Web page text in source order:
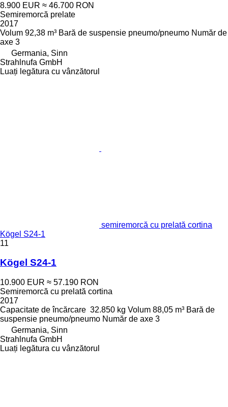
8.900 EUR ≈ 46.700 RON
Semiremorcă prelate
2017
Volum 92,38 m³ Bară de suspensie pneumo/pneumo Număr de
axe 3
Germania, Sinn
Strahlnufa GmbH
Luați legătura cu vânzătorul
semiremorcă cu prelată cortina
Kögel S24-1
11
Kögel S24-1
10.900 EUR ≈ 57.190 RON
Semiremorcă cu prelată cortina
2017
Capacitate de încărcare 32.850 kg Volum 88,05 m³ Bară de
suspensie pneumo/pneumo Număr de axe 3
Germania, Sinn
Strahlnufa GmbH
Luați legătura cu vânzătorul